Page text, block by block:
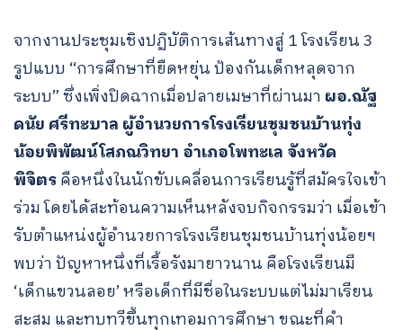
จากงานประชุมเชิงปฏิบัติการเส้นทางสู่ 1 โรงเรียน 3
รูปแบบ “การศึกษาที่ยืดหยุ่น ป้องกันเด็กหลุดจาก
ระบบ” ซึ่งเพิ่งปิดฉากเมื่อปลายเมษาที่ผ่านมา ผอ.ณัฐ
ดนัย ศรีทะบาล ผู้อำนวยการโรงเรียนชุมชนบ้านทุ่ง
น้อยพิพัฒน์โสภณวิทยา อำเภอโพทะเล จังหวัด
พิจิตรคือหนึ่งในนักขับเคลื่อนการเรียนรู้ที่สมัครใจเข้า
ร่วม โดยได้สะท้อนความเห็นหลังจบกิจกรรมว่า เมื่อเข้า
รับตำแหน่งผู้อำนวยการโรงเรียนชุมชนบ้านทุ่งน้อยฯ
พบว่า ปัญหาหนึ่งที่เรื้อรังมายาวนาน คือโรงเรียนมี
‘เด็กแขวนลอย’ หรือเด็กที่มีชื่อในระบบแต่ไม่มาเรียน
สะสม และทบทวีขึ้นทุกเทอมการศึกษา ขณะที่คำ